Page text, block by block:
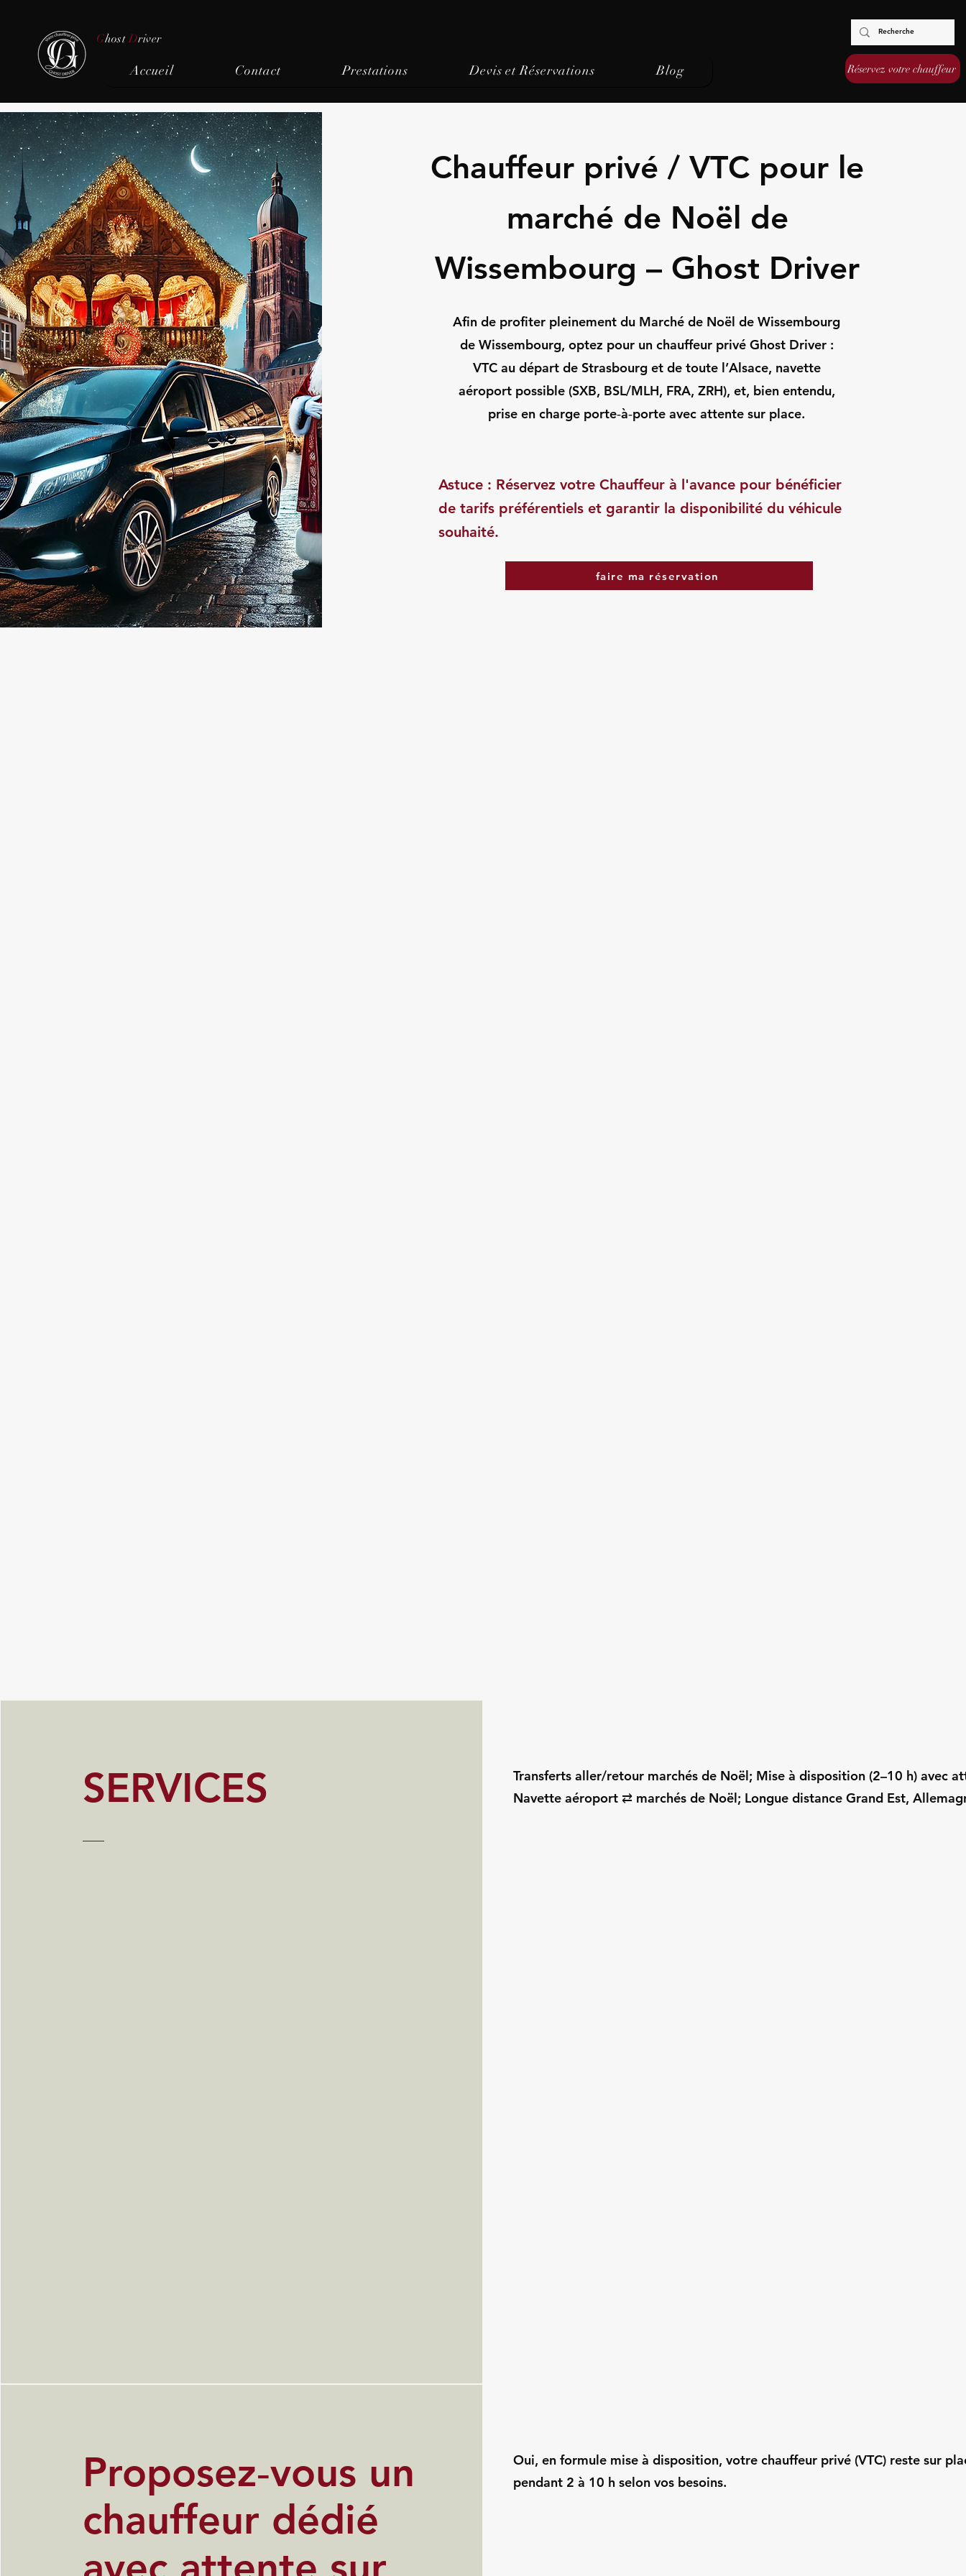
Ghost Driver
Accueil Contact Prestations Devis et Réservations Blog Réservez votre chauffeur
Chauffeur privé / VTC pour le
marché de Noël de
Wissembourg – Ghost Driver
Afin de profiter pleinement du Marché de Noël de Wissembourg
de Wissembourg, optez pour un chauffeur privé Ghost Driver :
VTC au départ de Strasbourg et de toute l’Alsace, navette
aéroport possible (SXB, BSL/MLH, FRA, ZRH), et, bien entendu,
prise en charge porte‑à‑porte avec attente sur place.
Astuce : Réservez votre Chauffeur à l'avance pour bénéficier
de tarifs préférentiels et garantir la disponibilité du véhicule
souhaité.
faire ma réservation
SERVICES
Transferts aller/retour marchés de Noël; Mise à disposition (2–10 h) avec
Navette aéroport ⇄ marchés de Noël; Longue distance Grand Est,
Proposez‑vous un
chauffeur dédié
Oui, en formule mise à disposition, votre chauffeur privé (VTC) reste sur
pendant 2 à 10 h selon vos besoins.